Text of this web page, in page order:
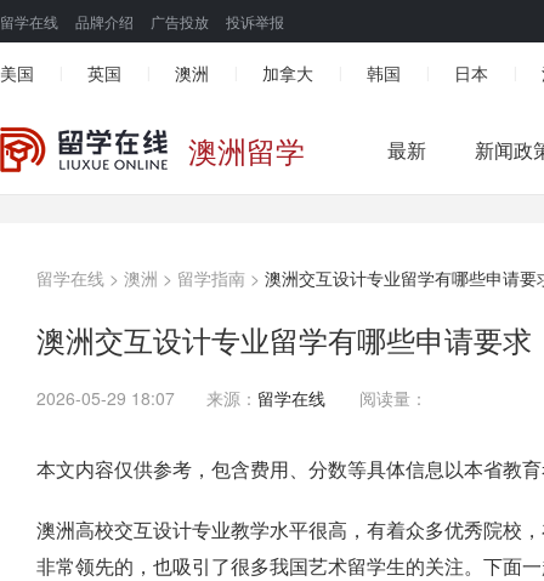
留学在线 品牌介绍 广告投放 投诉举报
美国 英国 澳洲 加拿大 韩国 日本
澳洲留学 最新 新闻政
留学在线 > 澳洲 > 留学指南 > 澳洲交互设计专业留学有哪些申请要
澳洲交互设计专业留学有哪些申请要求
2026-05-29 18:07 来源： 留学在线 阅读量：
本文内容仅供参考，包含费用、分数等具体信息以本省教
澳洲高校交互设计专业教学水平很高，有着众多优秀院校
非常领先的，也吸引了很多我国艺术留学生的关注。下面